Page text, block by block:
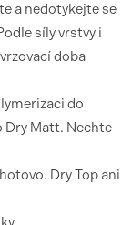
a nedotýkejte se
síly vrstvy i
doba
do
Dry Matt. Nechte
Dry Top ani